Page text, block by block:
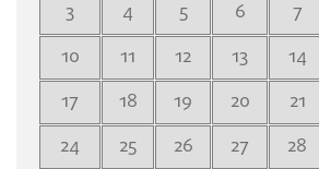
3
4 5 6 7
10
11 12 13 14
17
18 19 20 21
24
25 26 27 28